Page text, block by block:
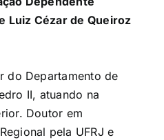
Luiz Cézar de Queiroz
do Departamento de
II, atuando na
Doutor em
pela UFRJ e